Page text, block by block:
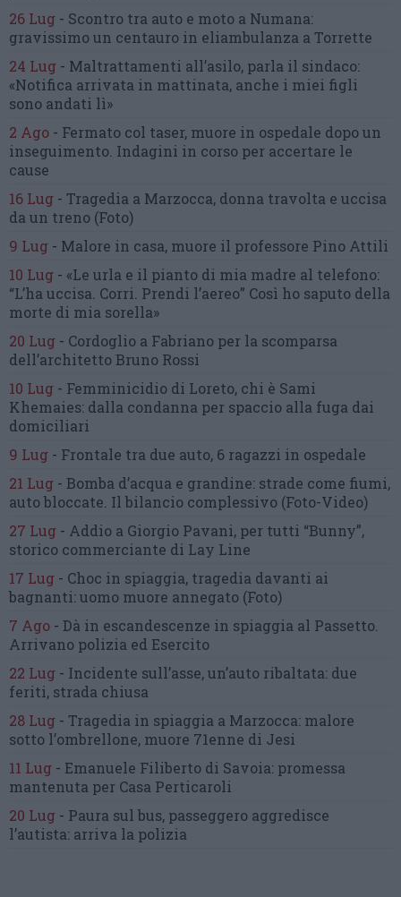
26 Lug - Scontro tra auto e moto a Numana:
gravissimo un centauro in eliambulanza a Torrette
24 Lug - Maltrattamenti all’asilo, parla il sindaco:
«Notifica arrivata in mattinata, anche i miei figli
sono andati lì»
2 Ago - Fermato col taser, muore in ospedale dopo un
inseguimento. Indagini in corso per accertare le
cause
16 Lug - Tragedia a Marzocca, donna travolta e uccisa
da un treno (Foto)
9 Lug - Malore in casa, muore il professore Pino Attili
10 Lug - «Le urla e il pianto di mia madre al telefono:
“L’ha uccisa. Corri. Prendi l’aereo” Così ho saputo della
morte di mia sorella»
20 Lug - Cordoglio a Fabriano per la scomparsa
dell’architetto Bruno Rossi
10 Lug - Femminicidio di Loreto, chi è Sami
Khemaies: dalla condanna per spaccio alla fuga dai
domiciliari
9 Lug - Frontale tra due auto, 6 ragazzi in ospedale
21 Lug - Bomba d’acqua e grandine: strade come fiumi,
auto bloccate. Il bilancio complessivo (Foto-Video)
27 Lug - Addio a Giorgio Pavani, per tutti “Bunny”,
storico commerciante di Lay Line
17 Lug - Choc in spiaggia, tragedia davanti ai
bagnanti:uomo muore annegato (Foto)
7 Ago - Dà in escandescenze in spiaggia al Passetto.
Arrivano polizia ed Esercito
22 Lug - Incidente sull’asse, un’auto ribaltata: due
feriti, strada chiusa
28 Lug - Tragedia in spiaggia a Marzocca: malore
sotto l’ombrellone, muore 71enne di Jesi
11 Lug - Emanuele Filiberto di Savoia: promessa
mantenuta per Casa Perticaroli
20 Lug - Paura sul bus, passeggero aggredisce
l’autista: arriva la polizia